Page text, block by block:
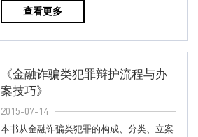
查看更多
《金融诈骗类犯罪辩护流程与办
案技巧》
2015-07-14
本书从金融诈骗类犯罪的构成、分类、立案